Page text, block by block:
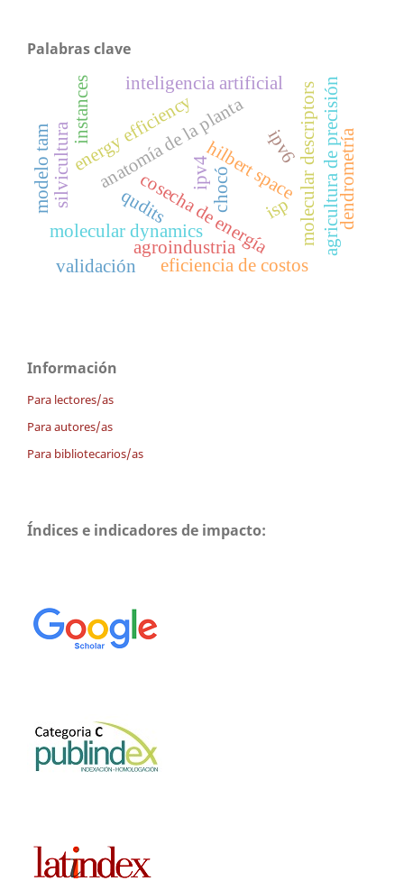
Palabras clave
cosecha de energía
ipv6
ipv4
energy efficiency molecular descriptors
molecular dynamics agricultura de precisión
eficiencia de costos
inteligencia artificial
qudits
hilbert space
anatomía de la planta dendrometría
silvicultura
instances
isp
agroindustria
chocó
validación
modelo tam
Información
Para lectores/as
Para autores/as
Para bibliotecarios/as
Índices e indicadores de impacto: